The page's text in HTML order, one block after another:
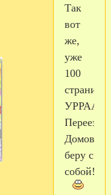
Так
вот
же,
уже
100
страниц!
УРРААА!
беру с
собой!